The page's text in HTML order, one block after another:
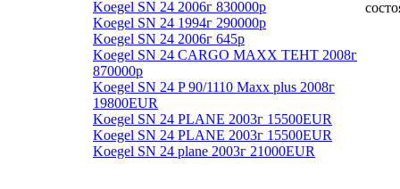
Koegel SN 24 2006г 830000р
Koegel SN 24 1994г 290000р
Koegel SN 24 2006г 645р
Koegel SN 24 CARGO MAXX ТЕНТ 2008г
870000р
Koegel SN 24 P 90/1110 Maxx plus 2008г
19800EUR
Koegel SN 24 PLANE 2003г 15500EUR
Koegel SN 24 PLANE 2003г 15500EUR
Koegel SN 24 plane 2003г 21000EUR